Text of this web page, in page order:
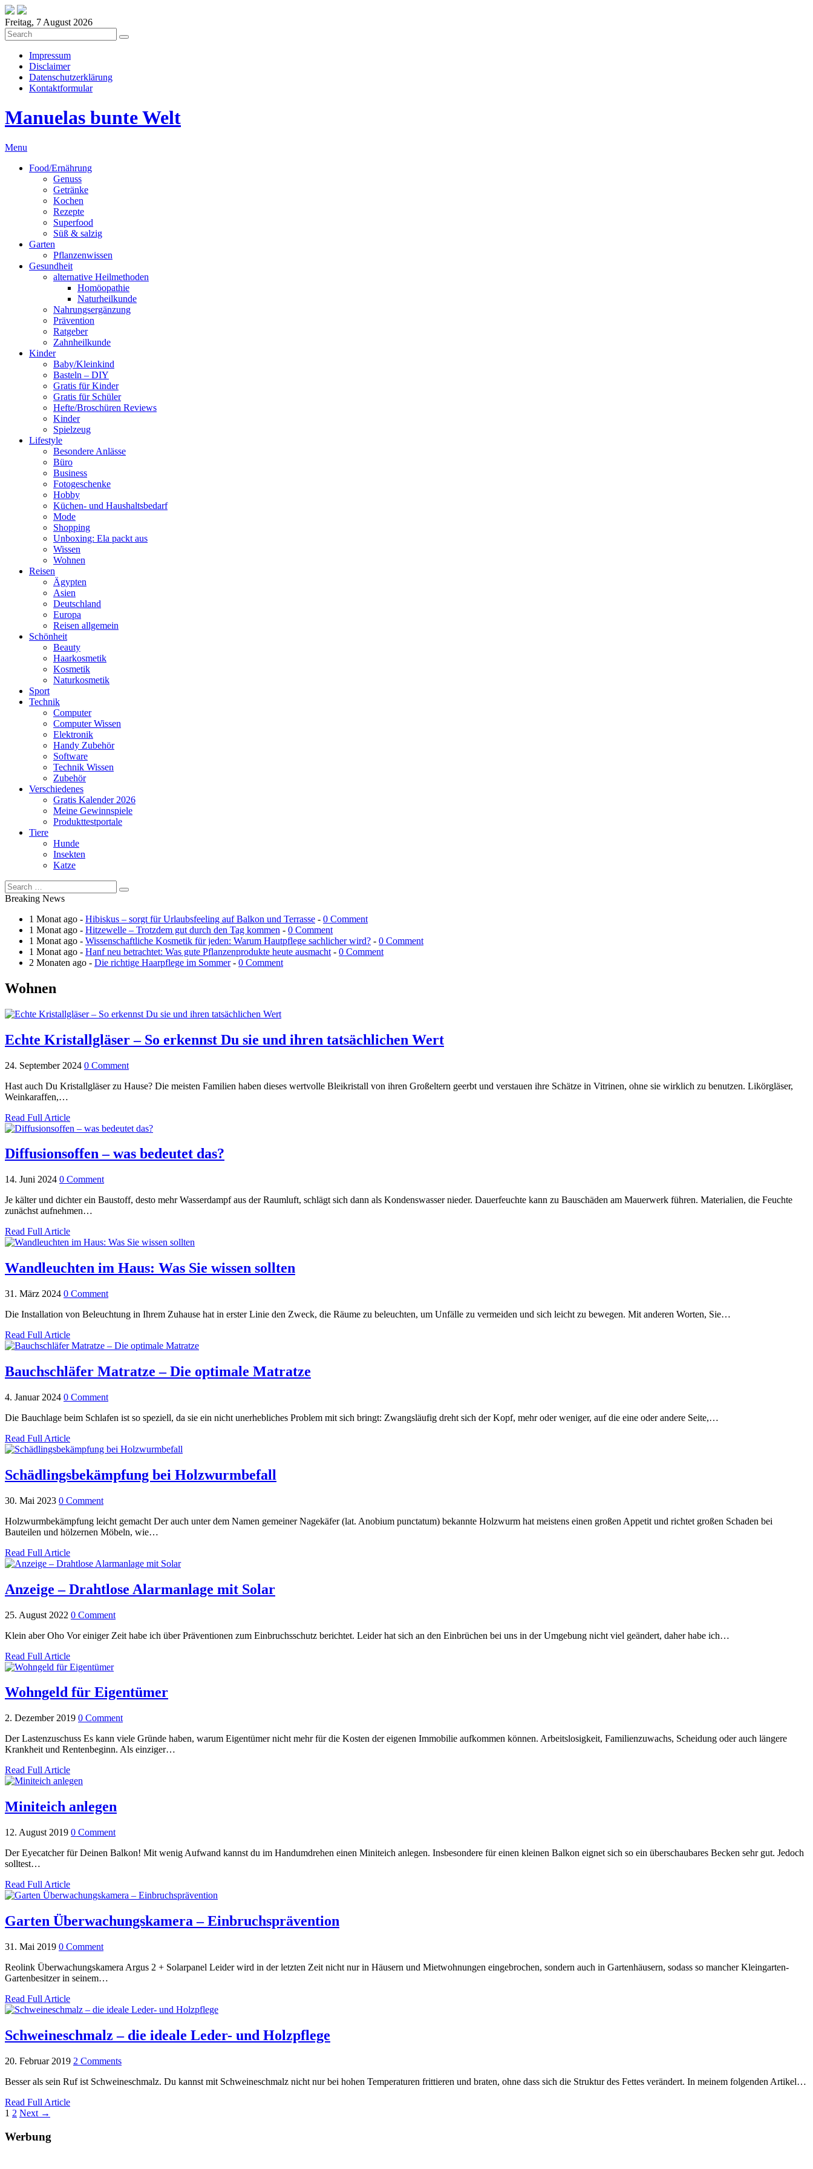
Freitag, 7 August 2026
Impressum
Disclaimer
Datenschutzerklärung
Kontaktformular
Manuelas bunte Welt
Menu
Food/Ernährung
Genuss
Getränke
Kochen
Rezepte
Superfood
Süß & salzig
Garten
Pflanzenwissen
Gesundheit
alternative Heilmethoden
Homöopathie
Naturheilkunde
Nahrungsergänzung
Prävention
Ratgeber
Zahnheilkunde
Kinder
Baby/Kleinkind
Basteln – DIY
Gratis für Kinder
Gratis für Schüler
Hefte/Broschüren Reviews
Kinder
Spielzeug
Lifestyle
Besondere Anlässe
Büro
Business
Fotogeschenke
Hobby
Küchen- und Haushaltsbedarf
Mode
Shopping
Unboxing: Ela packt aus
Wissen
Wohnen
Reisen
Ägypten
Asien
Deutschland
Europa
Reisen allgemein
Schönheit
Beauty
Haarkosmetik
Kosmetik
Naturkosmetik
Sport
Technik
Computer
Computer Wissen
Elektronik
Handy Zubehör
Software
Technik Wissen
Zubehör
Verschiedenes
Gratis Kalender 2026
Meine Gewinnspiele
Produkttestportale
Tiere
Hunde
Insekten
Katze
Breaking News
1 Monat ago - Hibiskus – sorgt für Urlaubsfeeling auf Balkon und Terrasse - 0 Comment
1 Monat ago - Hitzewelle – Trotzdem gut durch den Tag kommen - 0 Comment
1 Monat ago - Wissenschaftliche Kosmetik für jeden: Warum Hautpflege sachlicher wird? - 0 Comment
1 Monat ago - Hanf neu betrachtet: Was gute Pflanzenprodukte heute ausmacht - 0 Comment
2 Monaten ago - Die richtige Haarpflege im Sommer- 0 Comment
Wohnen
Echte Kristallgläser – So erkennst Du sie und ihren tatsächlichen Wert
24. September 2024 0 Comment
Hast auch Du Kristallgläser zu Hause? Die meisten Familien haben dieses wertvolle Bleikristall von ihren Großeltern geerbt und verstauen ihre Schätze in Vitrinen, ohne sie wirklich zu benutzen. Likörgläser,
Weinkaraffen,…
Read Full Article
Diffusionsoffen – was bedeutet das?
14. Juni 2024 0 Comment
Je kälter und dichter ein Baustoff, desto mehr Wasserdampf aus der Raumluft, schlägt sich dann als Kondenswasser nieder. Dauerfeuchte kann zu Bauschäden am Mauerwerk führen. Materialien, die Feuchte
zunächst aufnehmen…
Read Full Article
Wandleuchten im Haus: Was Sie wissen sollten
31. März 2024 0 Comment
Die Installation von Beleuchtung in Ihrem Zuhause hat in erster Linie den Zweck, die Räume zu beleuchten, um Unfälle zu vermeiden und sich leicht zu bewegen. Mit anderen Worten, Sie…
Read Full Article
Bauchschläfer Matratze – Die optimale Matratze
4. Januar 2024 0 Comment
Die Bauchlage beim Schlafen ist so speziell, da sie ein nicht unerhebliches Problem mit sich bringt: Zwangsläufig dreht sich der Kopf, mehr oder weniger, auf die eine oder andere Seite,…
Read Full Article
Schädlingsbekämpfung bei Holzwurmbefall
30. Mai 2023 0 Comment
Holzwurmbekämpfung leicht gemacht Der auch unter dem Namen gemeiner Nagekäfer (lat. Anobium punctatum) bekannte Holzwurm hat meistens einen großen Appetit und richtet großen Schaden bei
Bauteilen und hölzernen Möbeln, wie…
Read Full Article
Anzeige – Drahtlose Alarmanlage mit Solar
25. August 2022 0 Comment
Klein aber Oho Vor einiger Zeit habe ich über Präventionen zum Einbruchsschutz berichtet. Leider hat sich an den Einbrüchen bei uns in der Umgebung nicht viel geändert, daher habe ich…
Read Full Article
Wohngeld für Eigentümer
2. Dezember 2019 0 Comment
Der Lastenzuschuss Es kann viele Gründe haben, warum Eigentümer nicht mehr für die Kosten der eigenen Immobilie aufkommen können. Arbeitslosigkeit, Familienzuwachs, Scheidung oder auch längere
Krankheit und Rentenbeginn. Als einziger…
Read Full Article
Miniteich anlegen
12. August 2019 0 Comment
Der Eyecatcher für Deinen Balkon! Mit wenig Aufwand kannst du im Handumdrehen einen Miniteich anlegen. Insbesondere für einen kleinen Balkon eignet sich so ein überschaubares Becken sehr gut. Jedoch
solltest…
Read Full Article
Garten Überwachungskamera – Einbruchsprävention
31. Mai 2019 0 Comment
Reolink Überwachungskamera Argus 2 + Solarpanel Leider wird in der letzten Zeit nicht nur in Häusern und Mietwohnungen eingebrochen, sondern auch in Gartenhäusern, sodass so mancher Kleingarten-
Gartenbesitzer in seinem…
Read Full Article
Schweineschmalz – die ideale Leder- und Holzpflege
20. Februar 2019 2 Comments
Besser als sein Ruf ist Schweineschmalz. Du kannst mit Schweineschmalz nicht nur bei hohen Temperaturen frittieren und braten, ohne dass sich die Struktur des Fettes verändert. In meinem folgenden Artikel…
Read Full Article
1 2 Next →
Werbung